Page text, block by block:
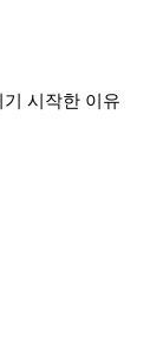
시작한 이유